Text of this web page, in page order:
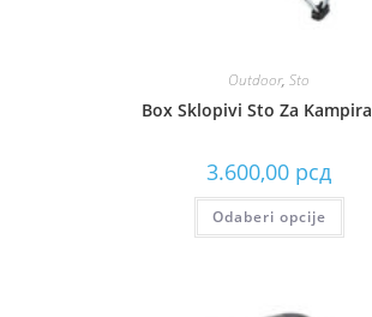
Outdoor, Sto
Box Sklopivi Sto Za
3.600,00 рсд
Odaberi opcije